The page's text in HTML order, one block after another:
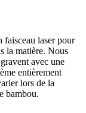
faisceau laser pour
la matière. Nous
avec une
entièrement
lors de la
bambou.